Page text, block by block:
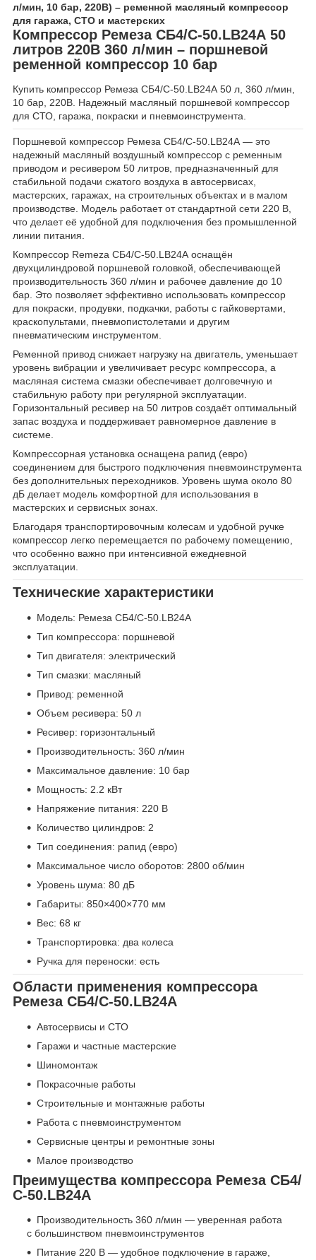
л/мин, 10 бар, 220В) – ременной масляный компрессор
для гаража, СТО и мастерских
Компрессор Ремеза СБ4/С-50.LB24А 50
литров 220В 360 л/мин – поршневой
ременной компрессор 10 бар
Купить компрессор Ремеза СБ4/С-50.LB24А 50 л, 360 л/мин,
10 бар, 220В. Надежный масляный поршневой компрессор
для СТО, гаража, покраски и пневмоинструмента.
Поршневой компрессор Ремеза СБ4/С-50.LB24А — это
надежный масляный воздушный компрессор с ременным
приводом и ресивером 50 литров, предназначенный для
стабильной подачи сжатого воздуха в автосервисах,
мастерских, гаражах, на строительных объектах и в малом
производстве. Модель работает от стандартной сети 220 В,
что делает её удобной для подключения без промышленной
линии питания.
Компрессор Remeza СБ4/С-50.LB24А оснащён
двухцилиндровой поршневой головкой, обеспечивающей
производительность 360 л/мин и рабочее давление до 10
бар. Это позволяет эффективно использовать компрессор
для покраски, продувки, подкачки, работы с гайковертами,
краскопультами, пневмопистолетами и другим
пневматическим инструментом.
Ременной привод снижает нагрузку на двигатель, уменьшает
уровень вибрации и увеличивает ресурс компрессора, а
масляная система смазки обеспечивает долговечную и
стабильную работу при регулярной эксплуатации.
Горизонтальный ресивер на 50 литров создаёт оптимальный
запас воздуха и поддерживает равномерное давление в
системе.
Компрессорная установка оснащена рапид (евро)
соединением для быстрого подключения пневмоинструмента
без дополнительных переходников. Уровень шума около 80
дБ делает модель комфортной для использования в
мастерских и сервисных зонах.
Благодаря транспортировочным колесам и удобной ручке
компрессор легко перемещается по рабочему помещению,
что особенно важно при интенсивной ежедневной
эксплуатации.
Технические характеристики
Модель: Ремеза СБ4/С-50.LB24А
Тип компрессора: поршневой
Тип двигателя: электрический
Тип смазки: масляный
Привод: ременной
Объем ресивера: 50 л
Ресивер: горизонтальный
Производительность: 360 л/мин
Максимальное давление: 10 бар
Мощность: 2.2 кВт
Напряжение питания: 220 В
Количество цилиндров: 2
Тип соединения: рапид (евро)
Максимальное число оборотов: 2800 об/мин
Уровень шума: 80 дБ
Габариты: 850×400×770 мм
Вес: 68 кг
Транспортировка: два колеса
Ручка для переноски: есть
Области применения компрессора
Ремеза СБ4/С-50.LB24А
Автосервисы и СТО
Гаражи и частные мастерские
Шиномонтаж
Покрасочные работы
Строительные и монтажные работы
Работа с пневмоинструментом
Сервисные центры и ремонтные зоны
Малое производство
Преимущества компрессора Ремеза СБ4/
С-50.LB24А
Производительность 360 л/мин — уверенная работа
с большинством пневмоинструментов
Питание 220 В — удобное подключение в гараже,